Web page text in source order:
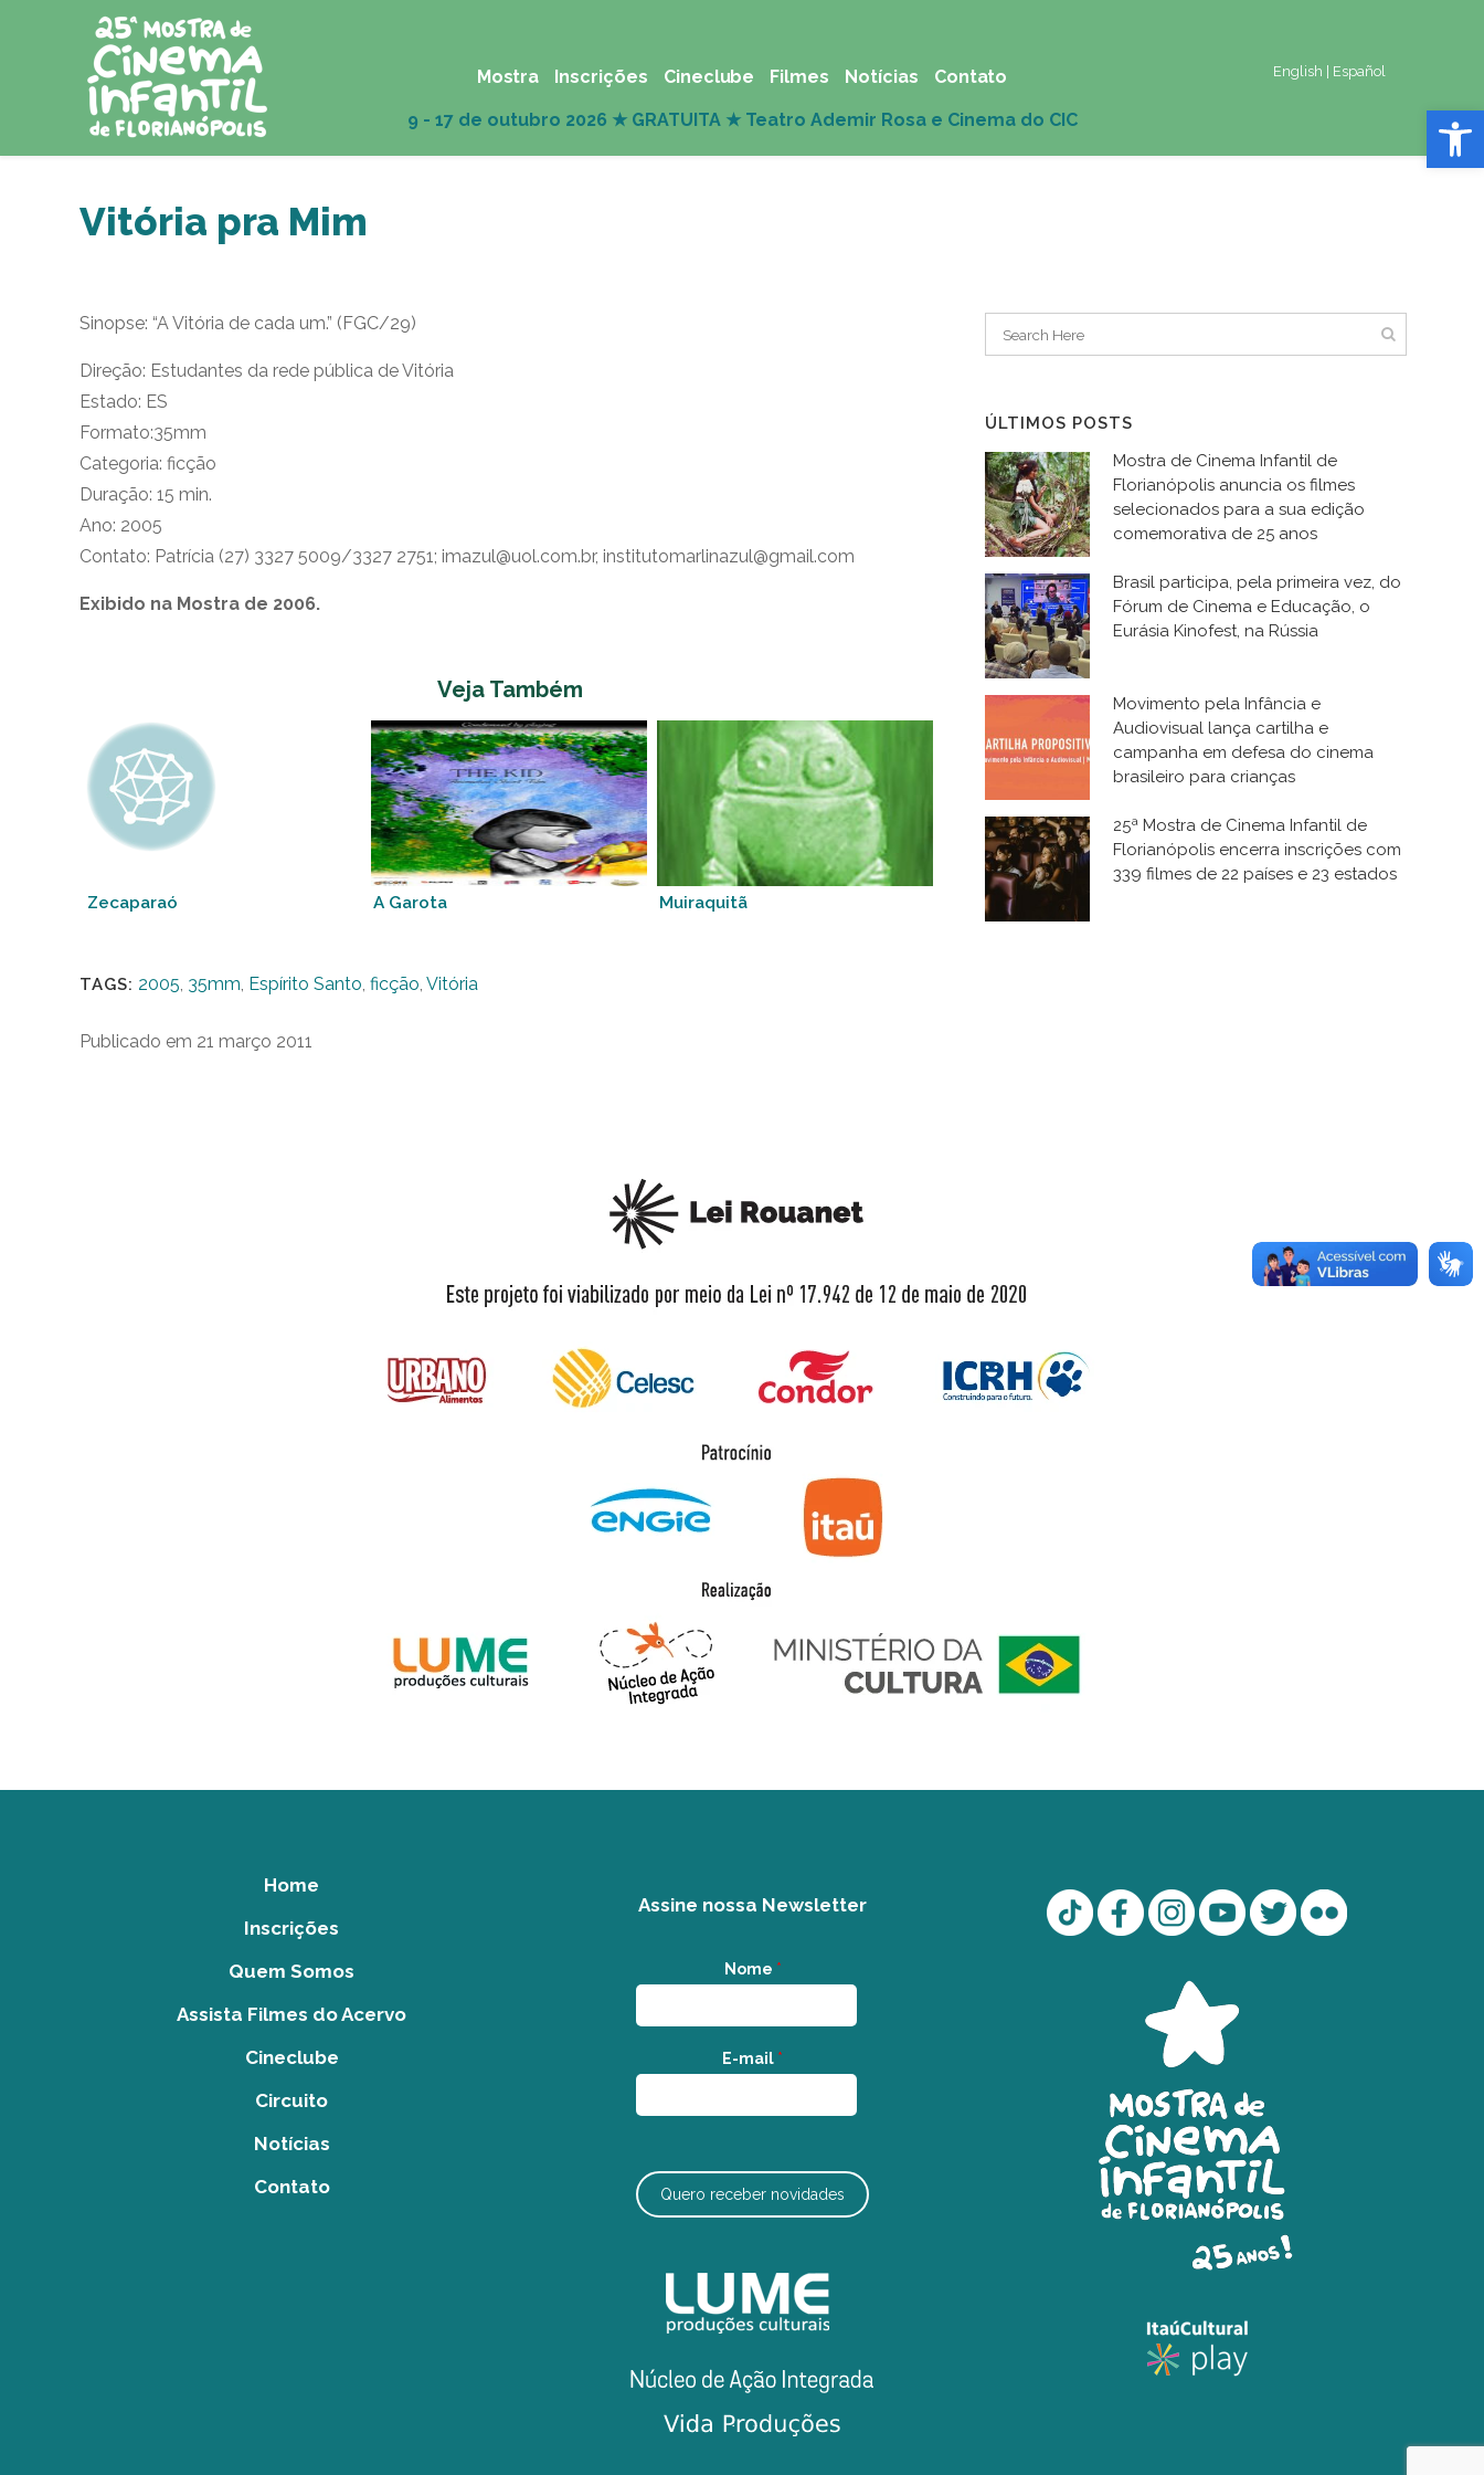
Abrir
English Español
Mostra Inscrições Cineclube Filmes Notícias Contato
Vitória pra Mim
Sinopse: “A Vitória de cada um.” (FGC/29)
Direção: Estudantes da rede pública de Vitória
Estado: ES
Formato:35mm
Categoria: ficção
Duração: 15 min.
Ano: 2005
Contato: Patrícia (27) 3327 5009/3327 2751; imazul@uol.com.br, institutomarlinazul@gmail.com
Exibido na Mostra de 2006.
Veja Também
Zecaparaó A Garota Muiraquitã
TAGS: 2005, 35mm, Espírito Santo, ficção, Vitória
Publicado em 21 março 2011
ÚLTIMOS POSTS
Mostra de Cinema Infantil de
Florianópolis anuncia os filmes
selecionados para a sua edição
comemorativa de 25 anos
Brasil participa, pela primeira vez, do
Fórum de Cinema e Educação, o
Eurásia Kinofest, na Rússia
Movimento pela Infância e
Audiovisual lança cartilha e
campanha em defesa do cinema
brasileiro para crianças
25ª Mostra de Cinema Infantil de
Florianópolis encerra inscrições com
339 filmes de 22 países e 23 estados
Home
Inscrições
Quem Somos
Assista Filmes do Acervo
Cineclube
Circuito
Notícias
Contato
Assine nossa Newsletter
Nome *
E-mail *
Quero receber novidades